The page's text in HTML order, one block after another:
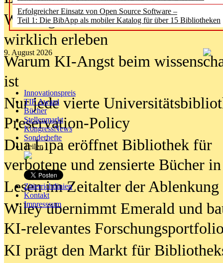
Erfolgreicher Einsatz von Open Source Software –
Teil 1: Die BibApp als mobiler Katalog für über 15 Bibliotheken
9. August 2026
Innovationspreis
TIP Award
Bücher
Stellenmarkt
KongressNews
Sonderhefte
Teilen
Zitierrichtlinien
Kontakt
Impresssum
Wie Jugendliche Social Media
wirklich erleben
Warum KI-Angst beim
ist
Nur jede vierte
Preservation-Policy
Dua Lipa eröffnet Bibliothek für
verbotene und zensierte Bücher
Lesen im Zeitalter der Ablenkung
Wiley übernimmt Emerald und
KI-relevantes
KI prägt den Markt für